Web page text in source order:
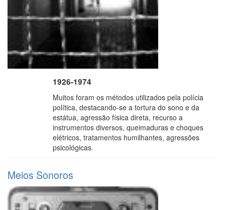
1926-1974
Muitos foram os métodos utilizados pela polícia
política, destacando-se a tortura do sono e da
estátua, agressão física direta, recurso a
instrumentos diversos, queimaduras e choques
elétricos, tratamentos humilhantes, agressões
psicológicas.
Meios Sonoros